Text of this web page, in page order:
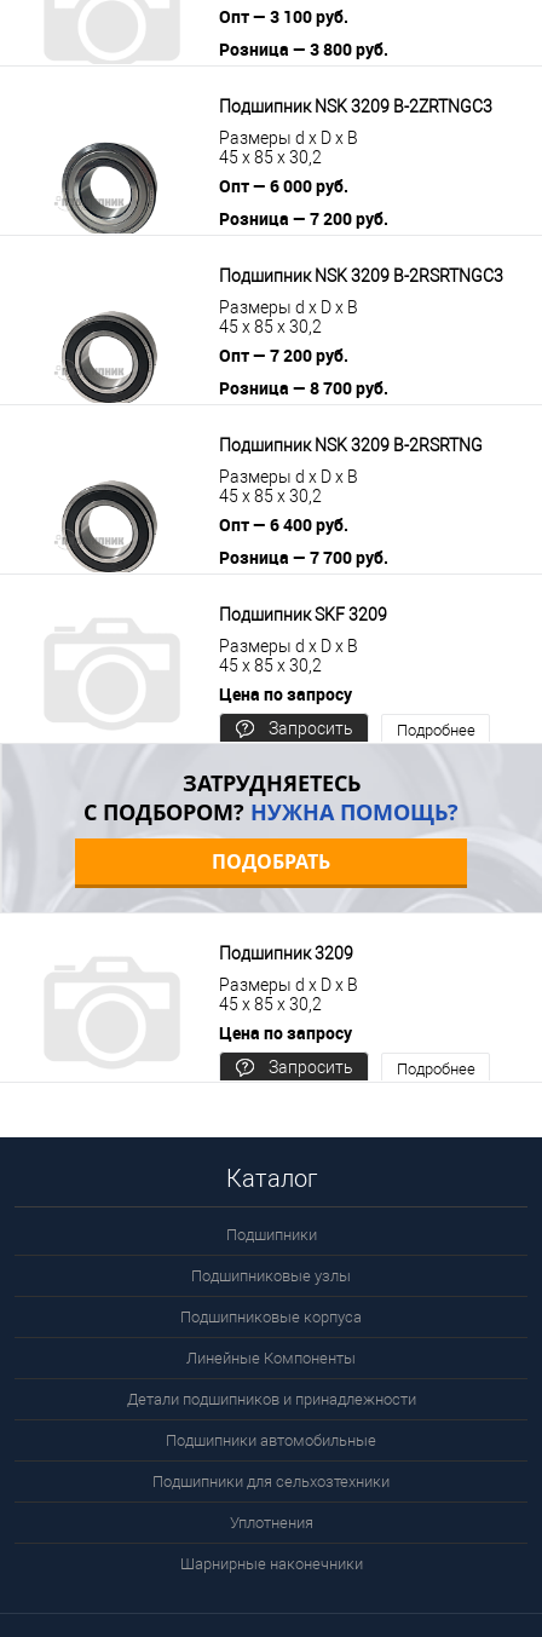
Опт — 3 100 руб.
Розница — 3 800 руб.
Подшипник NSK 3209 B-2ZRTNGC3
Размеры d x D x B
45 x 85 x 30,2
Опт — 6 000 руб.
Розница — 7 200 руб.
Подшипник NSK 3209 B-2RSRTNGC3
Размеры d x D x B
45 x 85 x 30,2
Опт — 7 200 руб.
Розница — 8 700 руб.
Подшипник NSK 3209 B-2RSRTNG
Размеры d x D x B
45 x 85 x 30,2
Опт — 6 400 руб.
Розница — 7 700 руб.
Подшипник SKF 3209
Размеры d x D x B
45 x 85 x 30,2
Цена по запросу
Запросить
Подробнее
ЗАТРУДНЯЕТЕСЬ
С ПОДБОРОМ? НУЖНА ПОМОЩЬ?
ПОДОБРАТЬ
Подшипник 3209
Размеры d x D x B
45 x 85 x 30,2
Цена по запросу
Запросить
Подробнее
Каталог
Подшипники
Подшипниковые узлы
Подшипниковые корпуса
Линейные Компоненты
Детали подшипников и принадлежности
Подшипники автомобильные
Подшипники для сельхозтехники
Уплотнения
Шарнирные наконечники